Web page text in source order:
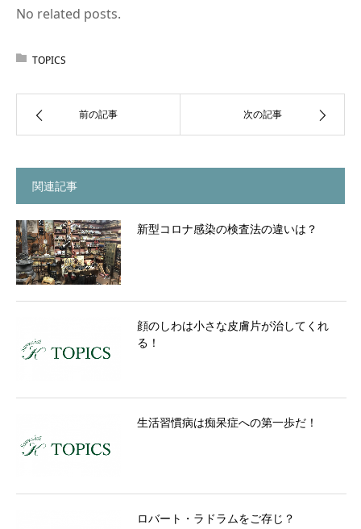
No related posts.
TOPICS
前の記事 次の記事
関連記事
新型コロナ感染の検査法の違いは？
顔のしわは小さな皮膚片が治してくれ
る！
生活習慣病は痴呆症への第一歩だ！
ロバート・ラドラムをご存じ？